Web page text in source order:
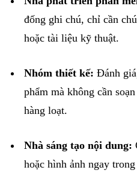
đống ghi chú, chỉ cần chú
hoặc tài liệu kỹ thuật.
Nhóm thiết kế: Đánh giá
phẩm mà không cần soạn
hàng loạt.
Nhà sáng tạo nội dung:
hoặc hình ảnh ngay trong